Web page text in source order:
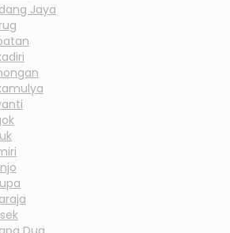
Jaya